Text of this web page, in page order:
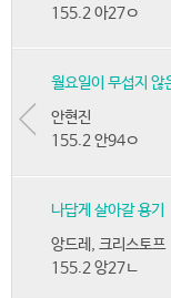
155.2 아27ㅇ
월요일이 무섭지 않
안현진
155.2 안94ㅇ
나답게 살아갈 용기
앙드레, 크리스토프
155.2 앙27ㄴ